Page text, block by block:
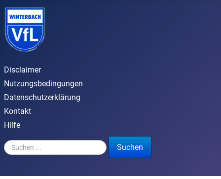
Disclaimer
Nutzungsbedingungen
Datenschutzerklärung
Kontakt
Hilfe
Suchen ...
Suchen